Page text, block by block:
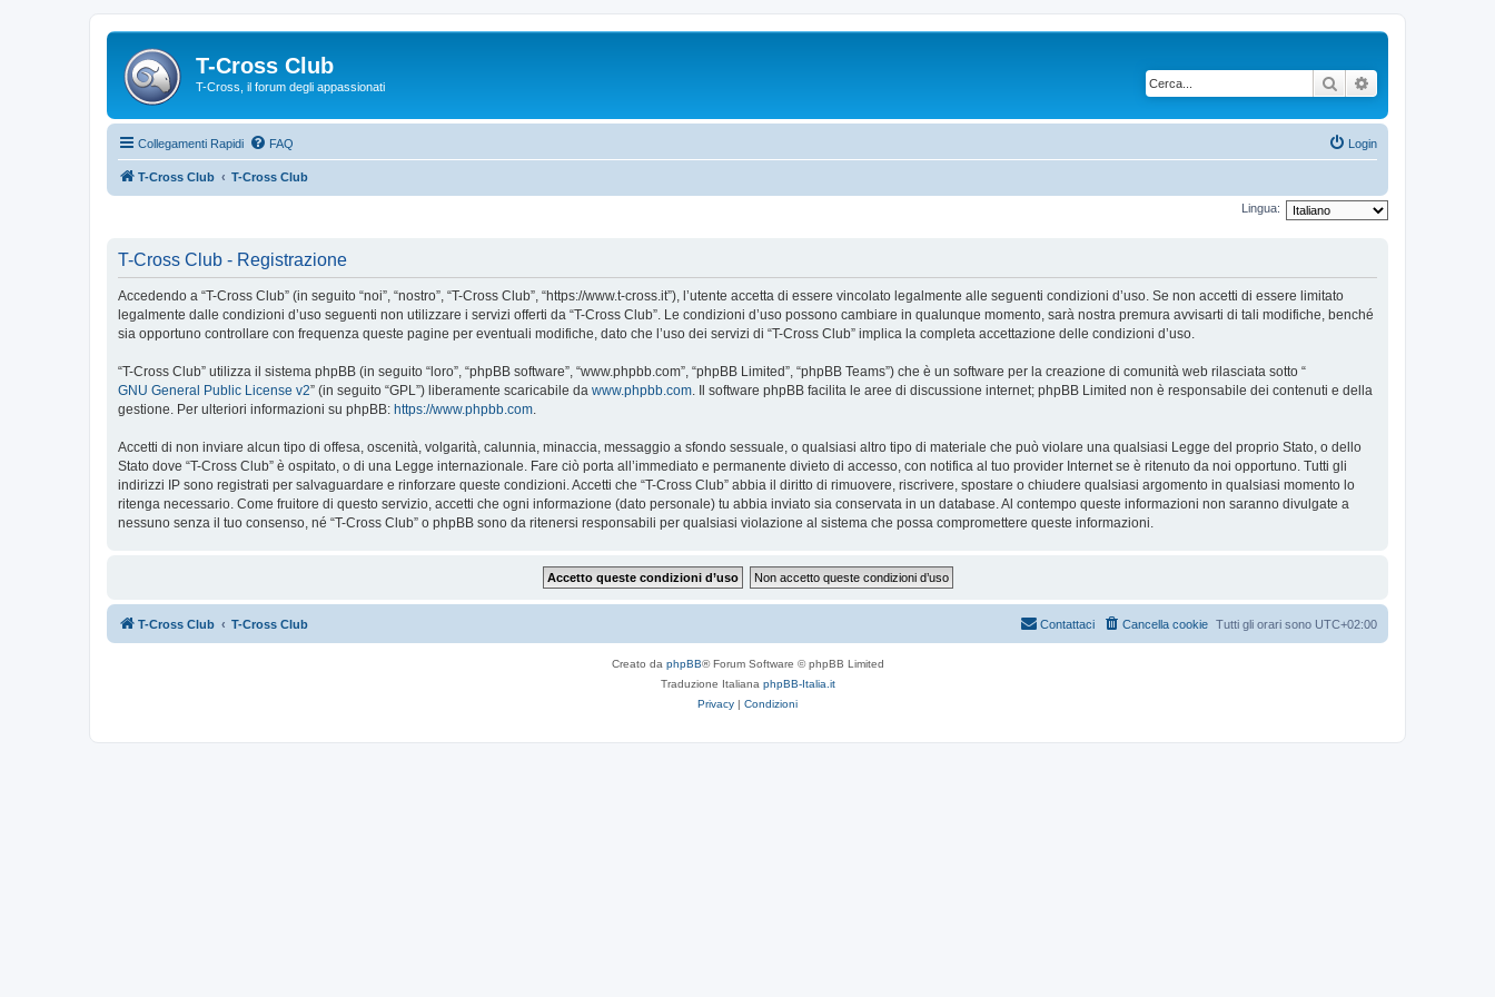
T-Cross Club
T-Cross, il forum degli appassionati Cerca
Collegamenti Rapidi FAQ Login
T-Cross Club T-Cross Club
Lingua:
T-Cross Club - Registrazione
Accedendo a “T-Cross Club” (in seguito “noi”, “nostro”, “T-Cross Club”, “https://www.t-cross.it”), l’utente accetta di essere vincolato legalmente alle seguenti condizioni d’uso. Se non accetti di essere limitato
legalmente dalle condizioni d’uso seguenti non utilizzare i servizi offerti da “T-Cross Club”. Le condizioni d’uso possono cambiare in qualunque momento, sarà nostra premura avvisarti di tali modifiche, benché
sia opportuno controllare con frequenza queste pagine per eventuali modifiche, dato che l’uso dei servizi di “T-Cross Club” implica la completa accettazione delle condizioni d’uso.
“T-Cross Club” utilizza il sistema phpBB (in seguito “loro”, “phpBB software”, “www.phpbb.com”, “phpBB Limited”, “phpBB Teams”) che è un software per la creazione di comunità web rilasciata sotto “
GNU General Public License v2” (in seguito “GPL”) liberamente scaricabile da www.phpbb.com. Il software phpBB facilita le aree di discussione internet; phpBB Limited non è responsabile dei contenuti e della
gestione. Per ulteriori informazioni su phpBB: https://www.phpbb.com.
Accetti di non inviare alcun tipo di offesa, oscenità, volgarità, calunnia, minaccia, messaggio a sfondo sessuale, o qualsiasi altro tipo di materiale che può violare una qualsiasi Legge del proprio Stato, o dello
Stato dove “T-Cross Club” è ospitato, o di una Legge internazionale. Fare ciò porta all’immediato e permanente divieto di accesso, con notifica al tuo provider Internet se è ritenuto da noi opportuno. Tutti gli
indirizzi IP sono registrati per salvaguardare e rinforzare queste condizioni. Accetti che “T-Cross Club” abbia il diritto di rimuovere, riscrivere, spostare o chiudere qualsiasi argomento in qualsiasi momento lo
ritenga necessario. Come fruitore di questo servizio, accetti che ogni informazione (dato personale) tu abbia inviato sia conservata in un database. Al contempo queste informazioni non saranno divulgate a
nessuno senza il tuo consenso, né “T-Cross Club” o phpBB sono da ritenersi responsabili per qualsiasi violazione al sistema che possa compromettere queste informazioni.
T-Cross Club T-Cross Club Tutti gli orari sono UTC+02:00
Cancella cookie
Contattaci
Creato da phpBB® Forum Software © phpBB Limited
Traduzione Italiana phpBB-Italia.it
Privacy | Condizioni